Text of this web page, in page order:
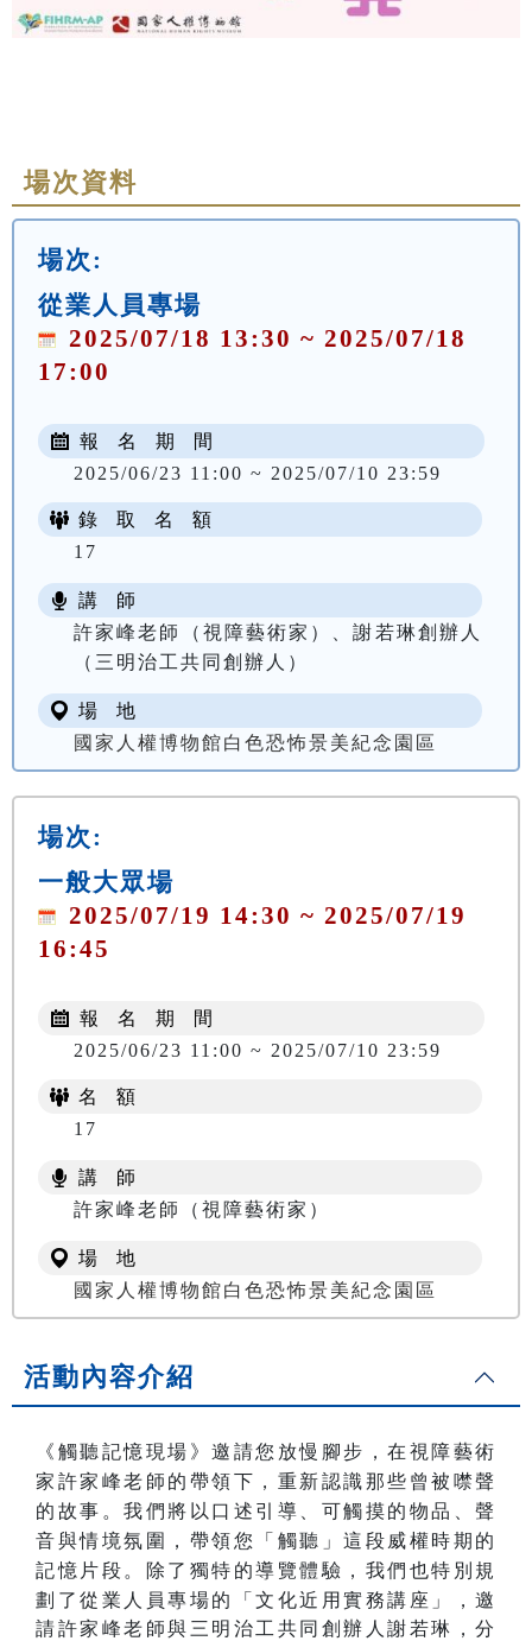
場次資料
場次:
從業人員專場
2025/07/18 13:30 ~ 2025/07/18
17:00
報 名 期 間
2025/06/23 11:00 ~ 2025/07/10 23:59
錄 取 名 額
17
講 師
許家峰老師（視障藝術家）、謝若琳創辦人
（三明治工共同創辦人）
場 地
國家人權博物館白色恐怖景美紀念園區
場次:
一般大眾場
2025/07/19 14:30 ~ 2025/07/19
16:45
報 名 期 間
2025/06/23 11:00 ~ 2025/07/10 23:59
名 額
17
講 師
許家峰老師（視障藝術家）
場 地
國家人權博物館白色恐怖景美紀念園區
活動內容介紹
《觸聽記憶現場》邀請您放慢腳步，在視障藝術
家許家峰老師的帶領下，重新認識那些曾被噤聲
的故事。我們將以口述引導、可觸摸的物品、聲
音與情境氛圍，帶領您「觸聽」這段威權時期的
記憶片段。
除了獨特的導覽體驗，我們也特別規
劃了從業人員專場的「文化近用實務講座」，邀
請許家峰老師與三明治工共同創辦人謝若琳，分